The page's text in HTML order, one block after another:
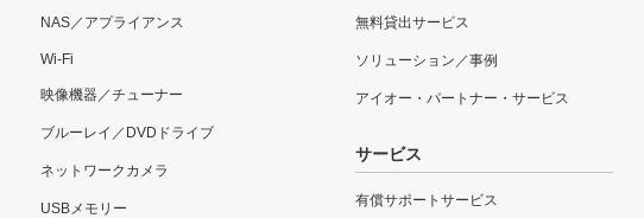
NAS／アプライアンス
Wi-Fi
映像機器／チューナー
ブルーレイ／DVDドライブ
ネットワークカメラ
USBメモリー
無料貸出サービス
ソリューション／事例
アイオー・パートナー・サービス
サービス
有償サポートサービス